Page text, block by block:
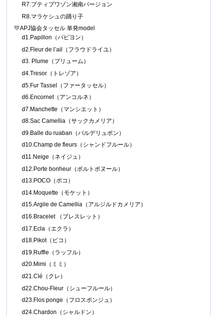
R7.プティプワゾン湘南バージョン
R8.マラケシュの踊り子
💛APJ協会タッセル 単発model
d1.Papillon（パピヨン）
d2.Fleur de l’ail（フラウドライユ）
d3. Plume（プリューム）
d4.Tresor（トレゾア）
d5.Fur Tassel（ファータッセル）
d6.Encornet（アンコルネ）
d7.Manchette（マンシエット）
d8.Sac Camellia（サックカメリア）
d9.Balle du ruaban（バルデリュボン）
d10.Champ de fleurs（シャンドフルール）
d11.Neige（ネイジュ）
d12.Porte bonheur（ポルトボヌール）
d13.POCO（ポコ）
d14.Moquette（モケット）
d15.Argile de Camellia（アルジルドカメリア）
d16.Bracelet （ブレスレット）
d17.Ecla（エクラ）
d18.Pikot（ピコ）
d19.Ruffle（ラッフル）
d20.Mimi（ミミ）
d21.Clé（クレ）
d22.Chou-Fleur（シューフルール）
d23.Flos ponge（フロスポンジュ）
d24.Chardon（シャルドン）